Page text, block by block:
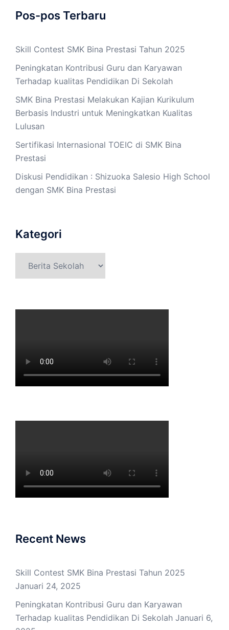
Pos-pos Terbaru
Skill Contest SMK Bina Prestasi Tahun 2025
Peningkatan Kontribusi Guru dan Karyawan
Terhadap kualitas Pendidikan Di Sekolah
SMK Bina Prestasi Melakukan Kajian Kurikulum
Berbasis Industri untuk Meningkatkan Kualitas
Lulusan
Sertifikasi Internasional TOEIC di SMK Bina
Prestasi
Diskusi Pendidikan : Shizuoka Salesio High School
dengan SMK Bina Prestasi
Kategori
Recent News
Skill Contest SMK Bina Prestasi Tahun 2025
Januari 24, 2025
Peningkatan Kontribusi Guru dan Karyawan
Terhadap kualitas Pendidikan Di Sekolah Januari 6,